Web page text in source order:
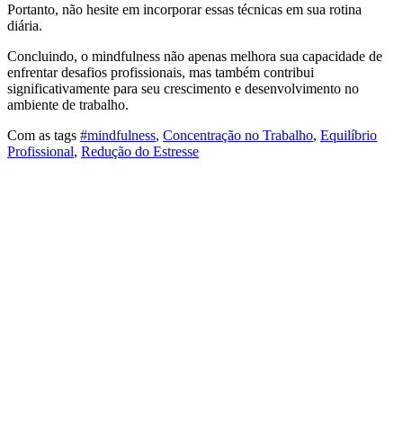
Portanto, não hesite em incorporar essas técnicas em sua rotina
diária.
Concluindo, o mindfulness não apenas melhora sua capacidade de
enfrentar desafios profissionais, mas também contribui
significativamente para seu crescimento e desenvolvimento no
ambiente de trabalho.
Com as tags #mindfulness, Concentração no Trabalho, Equilíbrio
Profissional, Redução do Estresse